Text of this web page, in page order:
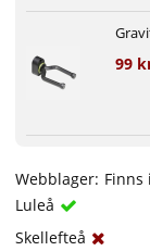
99
Webblager: Finns
Luleå
Skellefteå